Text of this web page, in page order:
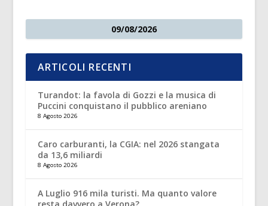
09/08/2026
ARTICOLI RECENTI
Turandot: la favola di Gozzi e la musica di
Puccini conquistano il pubblico areniano
8 Agosto 2026
Caro carburanti, la CGIA: nel 2026 stangata
da 13,6 miliardi
8 Agosto 2026
A Luglio 916 mila turisti. Ma quanto valore